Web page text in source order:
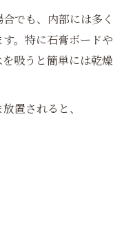
でも、内部には多く
。特に石膏ボードや
吸うと簡単には乾燥
置されると、